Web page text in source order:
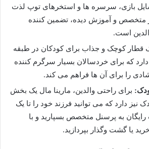
وسایل بازی، سرسره ها و استخرهای توپ لذت
متخصص و آموزش دیده، تضمین کننده
است.
قطار کوچک و جذاب برای کودکان در طبقه
که برای خردسالان بسیار سرگرم کننده
را برای آن ها فراهم می کند.
برای راحتی والدین، مارینا مال یک بخش
نیز دارد که می توانید فرزند خود را تا یک
به پرسنل متخصص بسپارید و با
یا گشت وگذار بپردازید.